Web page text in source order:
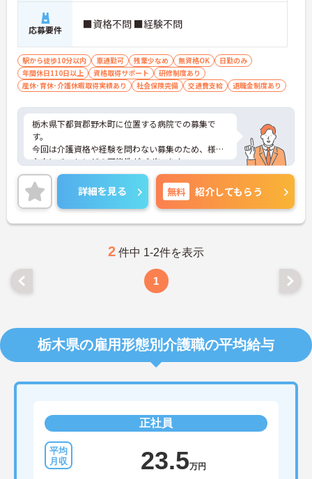
応募要件 ■資格不問 ■経験不問
駅から徒歩10分以内 車通勤可 残業少なめ 無資格OK
日勤のみ
年間休日110日以上
資格取得サポート
研修制度あり
産休･育休･介護休暇取得実績あり
社会保険完備 交通費支給 退職金制度あり
栃木県下都賀郡野木町に位置する病院での募集で
す。
今回は介護資格や経験を問わない募集のため、様々
な方にチャレンジの可能性がございます。
日勤帯のみのお仕事のため、未経験の方も安心で
す。
ご興味のある方はご面接のポイントをお伝えします
ので、お気軽にお問い合わせください。
詳細を見る 無料 紹介してもらう
2 件中 1-2件を表示
1
栃木県の雇用形態別介護職の平均給与
正社員
23.5万円